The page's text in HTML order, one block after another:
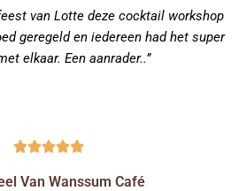
van Lotte deze cocktail workshop
geregeld en iedereen had het super
elkaar. Een aanrader..”
Van Wanssum Café